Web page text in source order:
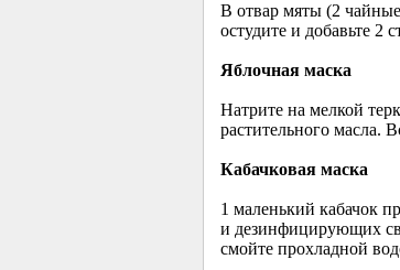
В отвар мяты (2
остудите и добавьте 2
Яблочная маска
Натрите на мелкой
растительного масла.
Кабачковая маска
1 маленький кабачок
и дезинфицирующих
смойте прохладной